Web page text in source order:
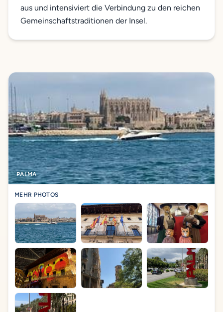
aus und intensiviert die Verbindung zu den reichen
Gemeinschaftstraditionen der Insel.
PALMA
MEHR PHOTOS